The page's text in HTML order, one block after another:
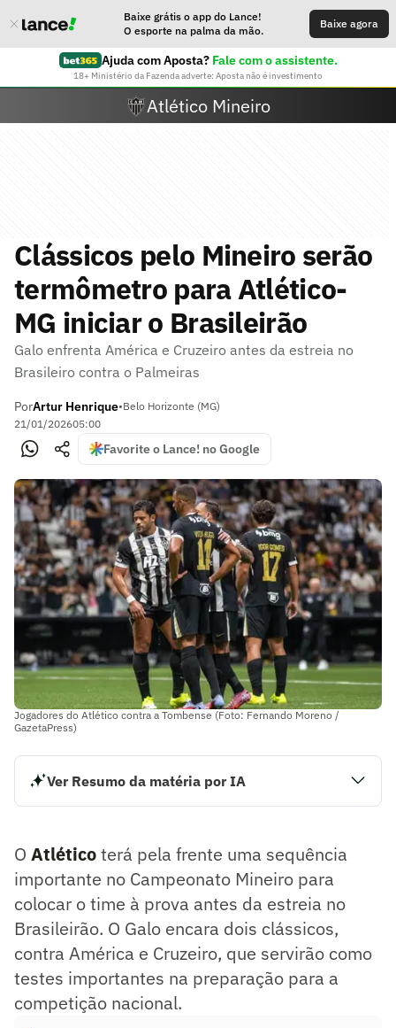
Baixe grátis o app do Lance!
O esporte na palma da mão.
Baixe agora
Ajuda com Aposta? Fale com o assistente.
18+ Ministério da Fazenda adverte: Aposta não é investimento
Atlético Mineiro
Clássicos pelo Mineiro serão
termômetro para Atlético-
MG iniciar o Brasileirão
Galo enfrenta América e Cruzeiro antes da estreia no
Brasileiro contra o Palmeiras
PorArtur Henrique•Belo Horizonte (MG)
21/01/202605:00
Favorite o Lance! no Google
Jogadores do Atlético contra a Tombense (Foto: Fernando Moreno /
GazetaPress)
Ver Resumo da matéria por IA
América e Cruzeiro, que servirão como testes importantes
na preparação para a competição nacional.
Resumo supervisionado pelo jornalista!
O Atléticoterá pela frente uma sequência
importante no Campeonato Mineiro para
colocar o time à prova antes da estreia no
Brasileirão. O Galo encara dois clássicos,
contra América e Cruzeiro, que servirão como
testes importantes na preparação para a
competição nacional.